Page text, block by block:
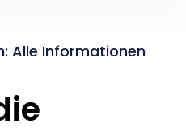
Alle Informationen